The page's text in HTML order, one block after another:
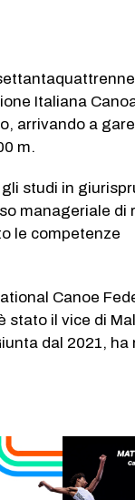
Italiana
arrivando a
m.
studi in
manageriale di
le competenze
Canoe
stato il vice di
dal 2021, ha